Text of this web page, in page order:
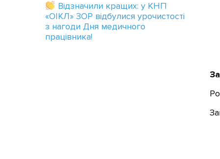
Відзначили кращих: у КНП
«ОІКЛ» ЗОР відбулися урочистості
з нагоди Дня медичного
працівника!